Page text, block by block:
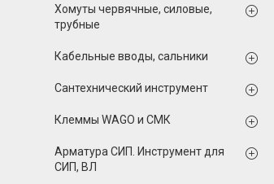
Хомуты червячные, силовые,
трубные
Кабельные вводы, сальники
Сантехнический инструмент
Клеммы WAGO и СМК
Арматура СИП. Инструмент для
СИП, ВЛ